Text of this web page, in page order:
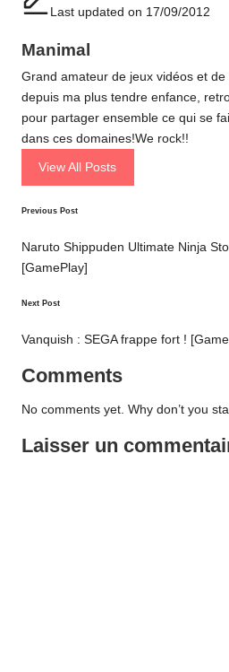
Last updated on 17/09/2012
Manimal
Grand amateur de jeux vidéos et
depuis ma plus tendre enfance,
pour partager ensemble ce qui se
dans ces domaines!We rock!!
View All Posts
Post
navigation
Previous Post
Naruto Shippuden Ultimate Ninja
[GamePlay]
Next Post
Vanquish : SEGA frappe fort !
Comments
No comments yet. Why don’t you
Laisser un